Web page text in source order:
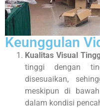
Keunggulan
Kualitas Visual
tinggi dengan
disesuaikan,
meskipun di
dalam kondisi